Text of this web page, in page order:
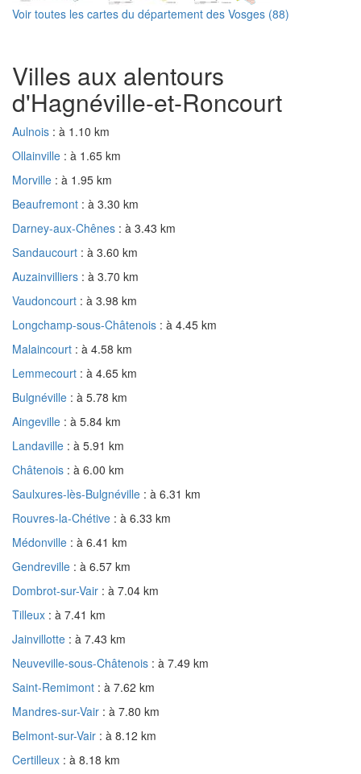
Voir toutes les cartes du département des Vosges (88)
Villes aux alentours
d'Hagnéville-et-Roncourt
Aulnois : à 1.10 km
Ollainville : à 1.65 km
Morville : à 1.95 km
Beaufremont : à 3.30 km
Darney-aux-Chênes : à 3.43 km
Sandaucourt : à 3.60 km
Auzainvilliers : à 3.70 km
Vaudoncourt : à 3.98 km
Longchamp-sous-Châtenois : à 4.45 km
Malaincourt : à 4.58 km
Lemmecourt : à 4.65 km
Bulgnéville : à 5.78 km
Aingeville : à 5.84 km
Landaville : à 5.91 km
Châtenois : à 6.00 km
Saulxures-lès-Bulgnéville : à 6.31 km
Rouvres-la-Chétive : à 6.33 km
Médonville : à 6.41 km
Gendreville : à 6.57 km
Dombrot-sur-Vair : à 7.04 km
Tilleux : à 7.41 km
Jainvillotte : à 7.43 km
Neuveville-sous-Châtenois : à 7.49 km
Saint-Remimont : à 7.62 km
Mandres-sur-Vair : à 7.80 km
Belmont-sur-Vair : à 8.12 km
Certilleux : à 8.18 km